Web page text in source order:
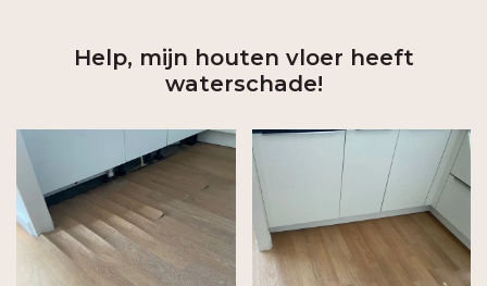
Help, mijn houten vloer heeft
waterschade!